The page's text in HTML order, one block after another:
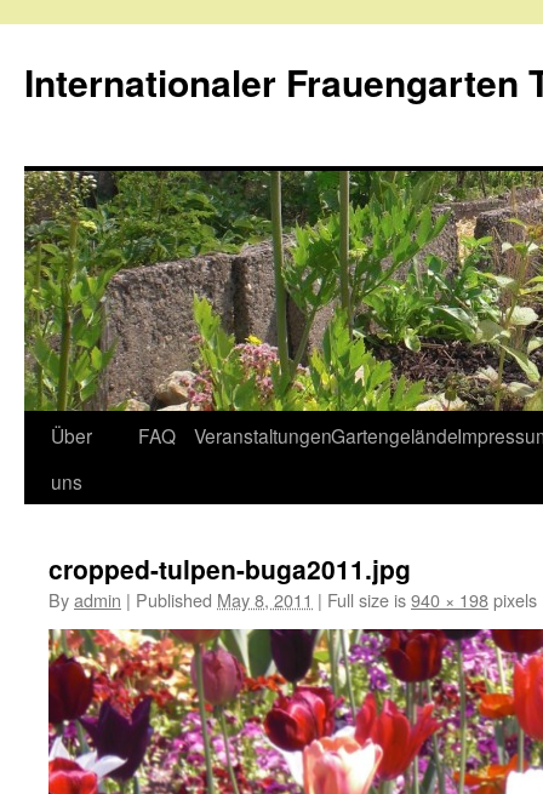
Internationaler Frauengarten
Skip
Über
uns
FAQ VeranstaltungenGartengelände
cropped-tulpen-buga2011.jpg
Byadmin | Published May 8, 2011 | Full size is940 × 198pixels